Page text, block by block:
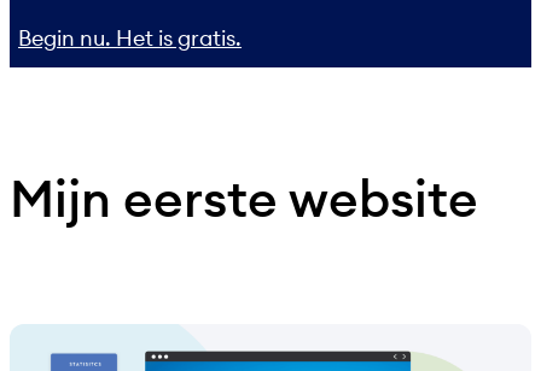
Begin nu. Het is gratis.
Mijn eerste website